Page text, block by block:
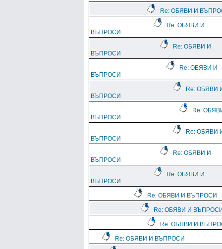
Re: ОБЯВИ И
Re: ОБЯВИ И
ВЪПРОСИ
Re: ОБЯВИ И
ВЪПРОСИ
Re: ОБЯВИ И
ВЪПРОСИ
Re: ОБЯВИ
ВЪПРОСИ
Re:
ВЪПРОСИ
Re: ОБЯВИ
ВЪПРОСИ
Re: ОБЯВИ И
ВЪПРОСИ
Re: ОБЯВИ И
ВЪПРОСИ
Re: ОБЯВИ И ВЪПРОСИ
Re: ОБЯВИ И
Re: ОБЯВИ И
Re: ОБЯВИ И ВЪПРОСИ